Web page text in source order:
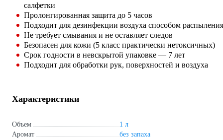
салфетки
Пролонгированная защита до 5 часов
Подходит для дезинфекции воздуха способом распыления
Не требует смывания и не оставляет следов
Безопасен для кожи (5 класс практически нетоксичных)
Срок годности в невскрытой упаковке — 7 лет
Подходит для обработки рук, поверхностей и воздуха
Характеристики
Объем
1 л
Аромат
без запаха